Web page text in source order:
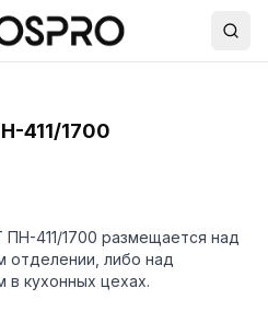
411/1700
411/1700 размещается над
отделении, либо над
в кухонных цехах.
стене при помощи двух